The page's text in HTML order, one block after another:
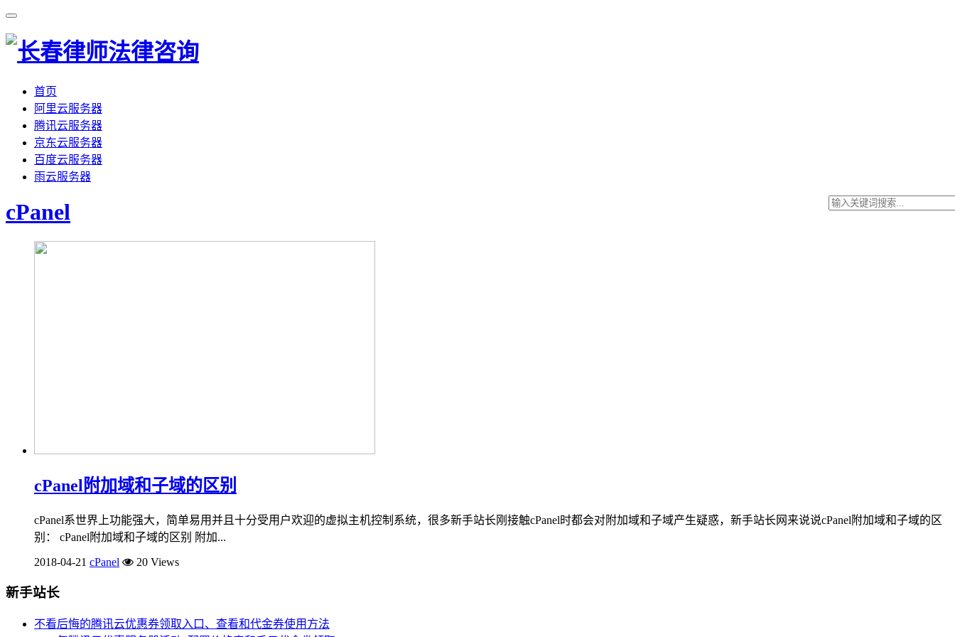
首页
阿里云服务器
腾讯云服务器
京东云服务器
百度云服务器
雨云服务器
cPanel
cPanel附加域和子域的区别
cPanel系世界上功能强大，简单易用并且十分受用户欢迎的虚拟主机控制系统，很多新手站长刚接触cPanel时都会对附加域和子域产生疑惑，新手站长网来说说cPanel附加域和子域的区
别： cPanel附加域和子域的区别 附加...
2018-04-21 cPanel 20 Views
新手站长
不看后悔的腾讯云优惠券领取入口、查看和代金券使用方法